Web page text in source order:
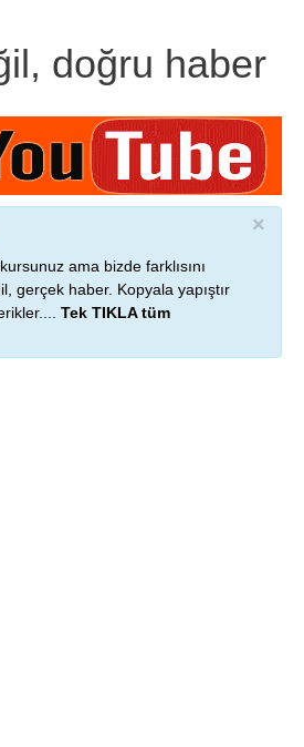
doğru haber
×
ama bizde farklısını
gerçek haber. Kopyala yapıştır
Tek TIKLA tüm